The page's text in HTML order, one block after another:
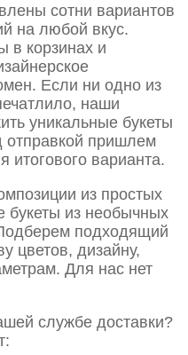
сотни вариантов
на любой вкус.
в корзинах и
Если ни одно из
наши
уникальные букеты
пришлем
итогового варианта.
из простых
букеты из необычных
подходящий
цветов, дизайну,
Для нас нет
службе доставки?